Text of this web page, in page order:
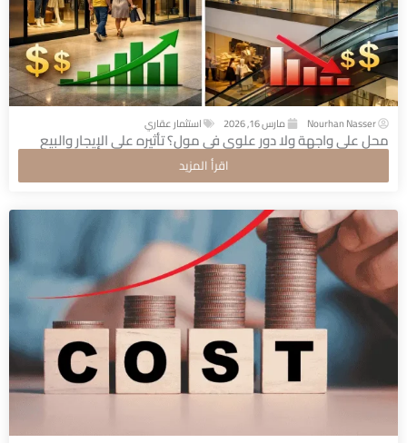
Nourhan Nasser مارس 16, 2026 استثمار عقاري
محل على واجهة ولا دور علوي في مول؟ تأثيره على الإيجار والبيع
اقرأ المزيد